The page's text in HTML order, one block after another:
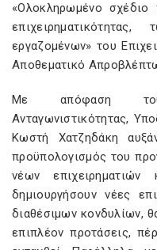
«Ολοκληρωμένο σχέδιο
εργαζομένων» του
Αποθεματικό
Με απόφαση του
Ανταγωνιστικότητας,
Κωστή Χατζηδάκη
προϋπολογισμός του
νέων
δημιουργήσουν νέες
διαθέσιμων κονδυλίων,
επιπλέον προτάσεις,